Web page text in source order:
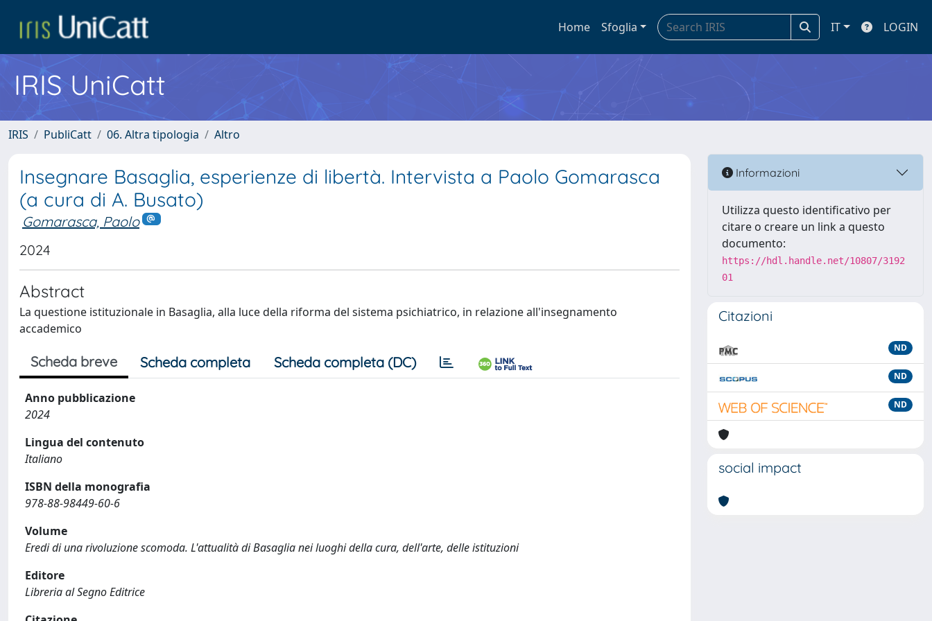
Home Sfoglia IT LOGIN
IRIS UniCatt
IRIS PubliCatt 06. Altra tipologia Altro
Insegnare Basaglia, esperienze di libertà. Intervista a Paolo Gomarasca
(a cura di A. Busato)
Gomarasca, Paolo
2024
Abstract
La questione istituzionale in Basaglia, alla luce della riforma del sistema psichiatrico, in relazione all'insegnamento
accademico
Scheda breve Scheda completa Scheda completa (DC)
Anno pubblicazione
2024
Lingua del contenuto
Italiano
ISBN della monografia
978-88-98449-60-6
Volume
Eredi di una rivoluzione scomoda. L'attualità di Basaglia nei luoghi della cura, dell'arte, delle istituzioni
Editore
Libreria al Segno Editrice
Informazioni
Utilizza questo identificativo per
citare o creare un link a questo
documento:
https://hdl.handle.net/10807/3192
01
Citazioni
ND
ND
ND
social impact